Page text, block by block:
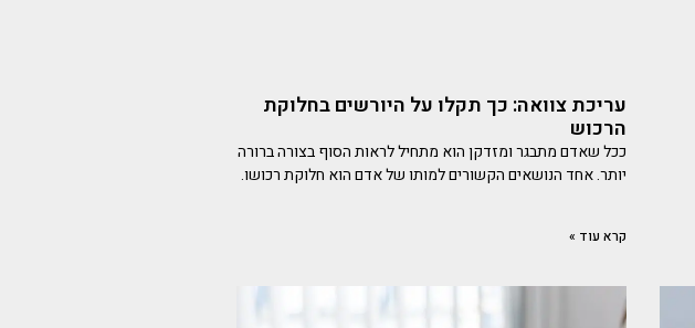
עריכת צוואה: כך תקלו על היורשים בחלוקת
הרכוש
ככל שאדם מתבגר ומזדקן הוא מתחיל לראות הסוף בצורה ברורה
יותר. אחד הנושאים הקשורים למותו של אדם הוא חלוקת רכושו.
קרא עוד »